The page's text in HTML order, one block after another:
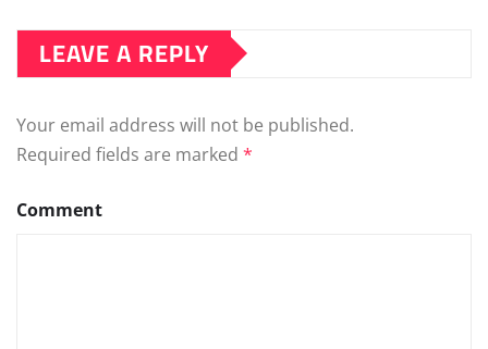
LEAVE A REPLY
Your email address will not be published.
Required fields are marked *
Comment